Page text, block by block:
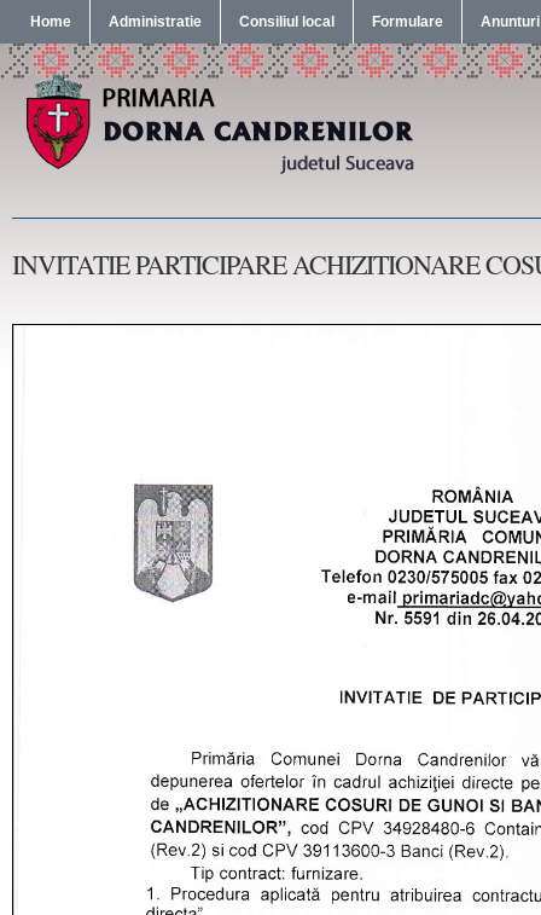
Home Administratie Consiliul local Formulare Anunturi
INVITATIE PARTICIPARE ACHIZITIONARE